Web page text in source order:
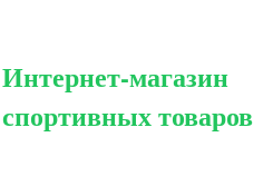
Интернет-магазин
спортивных товаров